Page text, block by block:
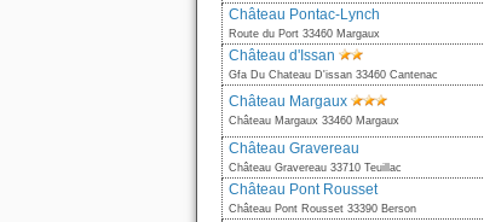
Château Pontac-Lynch
Route du Port 33460 Margaux
Château d'Issan
Gfa Du Chateau D'issan 33460 Cantenac
Château Margaux
Château Margaux 33460 Margaux
Château Gravereau
Château Gravereau 33710 Teuillac
Château Pont Rousset
Château Pont Rousset 33390 Berson